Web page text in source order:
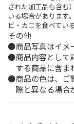
された加工品も含む
いる場合があります
ビ・カニを食べてい
その他
商品写真はイメ
商品内容として
する商品に含ま
商品の色は、ご
際と異なる場合